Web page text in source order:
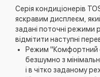
Серія кондиціонерів
яскравим дисплеєм,
задані поточні
відмітити наступні
Режим "Комфортний
безшумно з
і в чітко заданому